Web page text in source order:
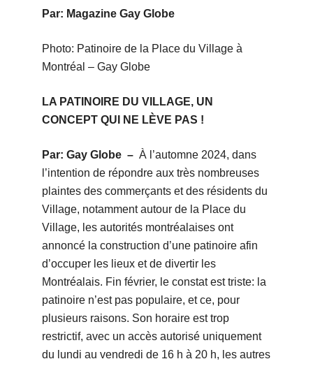
Par: Magazine Gay Globe
Photo: Patinoire de la Place du Village à
Montréal – Gay Globe
LA PATINOIRE DU VILLAGE, UN
CONCEPT QUI NE LÈVE PAS !
Par: Gay Globe – À l’automne 2024, dans
l’intention de répondre aux très nombreuses
plaintes des commerçants et des résidents du
Village, notamment autour de la Place du
Village, les autorités montréalaises ont
annoncé la construction d’une patinoire afin
d’occuper les lieux et de divertir les
Montréalais. Fin février, le constat est triste: la
patinoire n’est pas populaire, et ce, pour
plusieurs raisons. Son horaire est trop
restrictif, avec un accès autorisé uniquement
du lundi au vendredi de 16 h à 20 h, les autres